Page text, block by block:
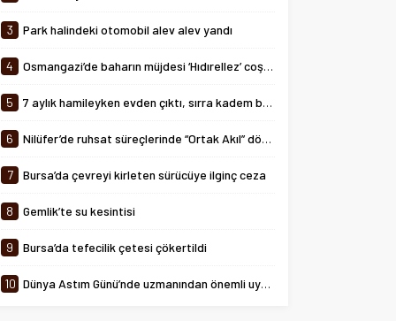
arasında...
3 Park halindeki otomobil alev alev yandı
4 Osmangazi’de baharın müjdesi ‘Hıdırellez’ coşkuyla kutlandı
5 7 aylık hamileyken evden çıktı, sırra kadem bastı
6 Nilüfer’de ruhsat süreçlerinde “Ortak Akıl” dönemi
7 Bursa’da çevreyi kirleten sürücüye ilginç ceza
8 Gemlik’te su kesintisi
9 Bursa’da tefecilik çetesi çökertildi
10 Dünya Astım Günü’nde uzmanından önemli uyarılar